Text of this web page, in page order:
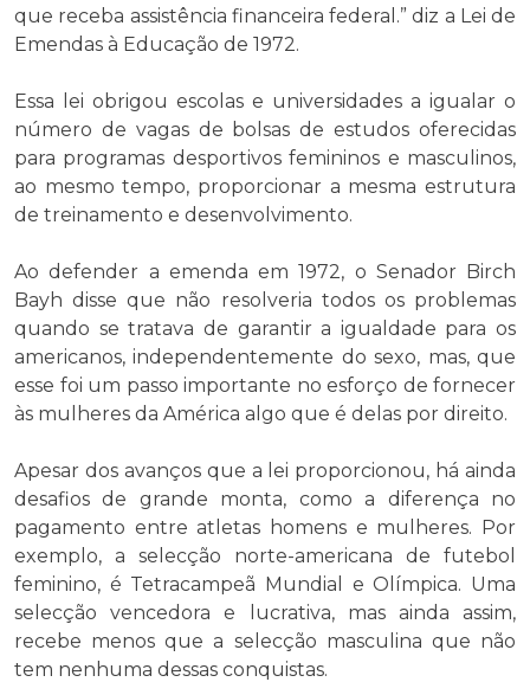
que receba assistência financeira federal.” diz a Lei de
Emendas à Educação de 1972.
Essa lei obrigou escolas e universidades a igualar o
número de vagas de bolsas de estudos oferecidas
para programas desportivos femininos e masculinos,
ao mesmo tempo, proporcionar a mesma estrutura
de treinamento e desenvolvimento.
Ao defender a emenda em 1972, o Senador Birch
Bayh disse que não resolveria todos os problemas
quando se tratava de garantir a igualdade para os
americanos, independentemente do sexo, mas, que
esse foi um passo importante no esforço de fornecer
às mulheres da América algo que é delas por direito.
Apesar dos avanços que a lei proporcionou, há ainda
desafios de grande monta, como a diferença no
pagamento entre atletas homens e mulheres. Por
exemplo, a selecção norte-americana de futebol
feminino, é Tetracampeã Mundial e Olímpica. Uma
selecção vencedora e lucrativa, mas ainda assim,
recebe menos que a selecção masculina que não
tem nenhuma dessas conquistas.